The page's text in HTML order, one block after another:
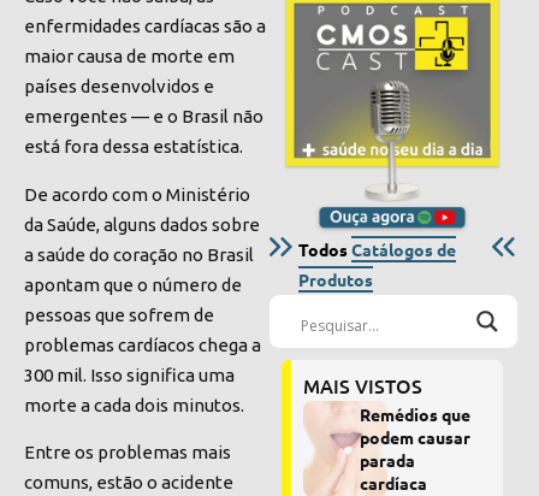
enfermidades cardíacas são a
maior causa de morte em
países desenvolvidos e
emergentes — e o Brasil não
está fora dessa estatística.
De acordo com o Ministério
da Saúde, alguns dados sobre
a saúde do coração no Brasil
apontam que o número de
pessoas que sofrem de
problemas cardíacos chega a
300 mil. Isso significa uma
morte a cada dois minutos.
Entre os problemas mais
comuns, estão o acidente
TodosCatálogos de
Produtos
MAIS VISTOS
Remédios que
podem causar
parada
cardíaca